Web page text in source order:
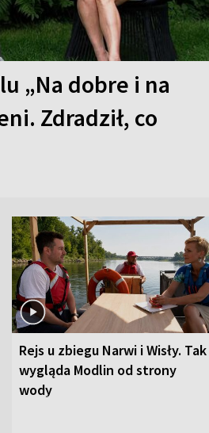
„Na dobre i na
Zdradził, co
Rejs u zbiegu Narwi i Wisły. Tak
wygląda Modlin od strony
wody